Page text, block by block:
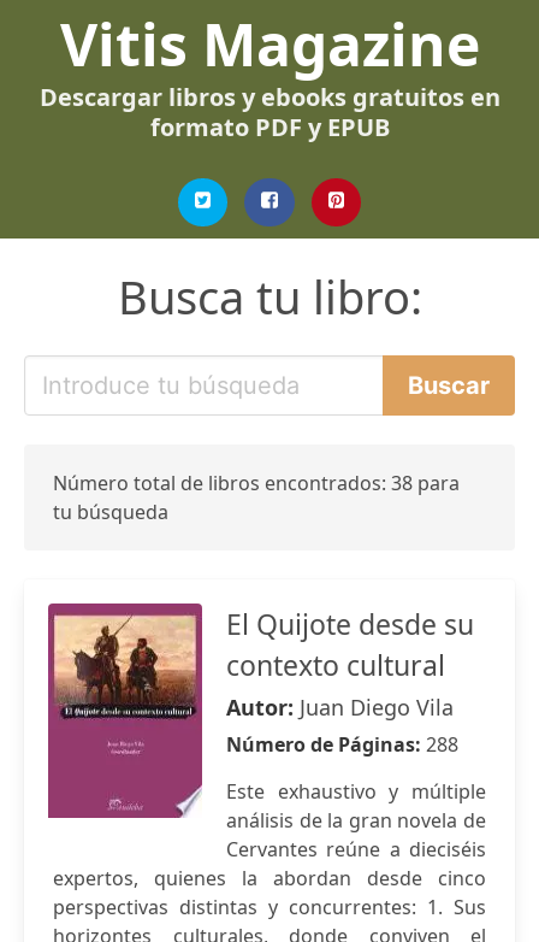
Vitis Magazine
Descargar libros y ebooks gratuitos en
formato PDF y EPUB
Busca tu libro:
Número total de libros encontrados: 38 para
tu búsqueda
El Quijote desde su
contexto cultural
Autor: Juan Diego Vila
Número de Páginas: 288
Este exhaustivo y múltiple
análisis de la gran novela de
Cervantes reúne a dieciséis
expertos, quienes la abordan desde cinco
perspectivas distintas y concurrentes: 1. Sus
horizontes culturales, donde conviven el